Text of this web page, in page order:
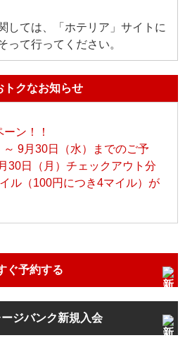
しては、「ホテリア」サイトに
って行ってください。
トクなお知らせ
ン！！
9月30日（水）までのご予
30日（月）チェックアウト分
ル（100円につき4マイル）が
ぐ予約する
ジバンク新規入会